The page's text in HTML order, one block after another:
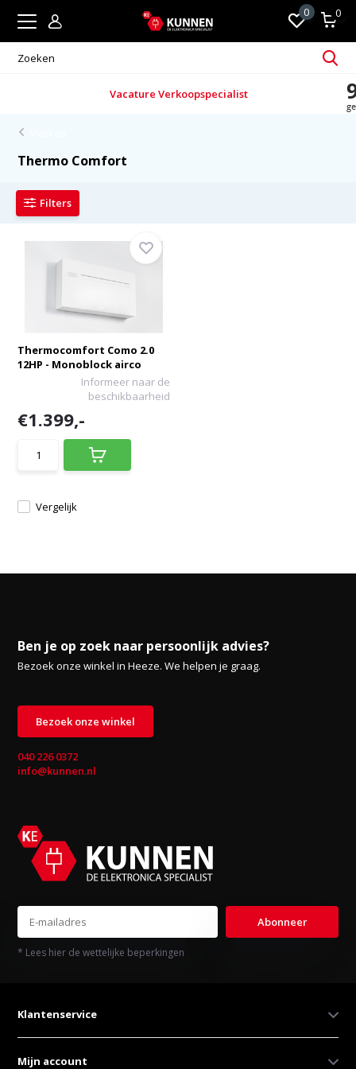
0 0
Vacature Verkoopspecialist
Thermo Comfort
Filters
Thermocomfort Como 2.0
12HP - Monoblock airco
Vergelijk
Informeer naar de
beschikbaarheid
€1.399,-
Ben je op zoek naar persoonlijk advies?
Bezoek onze winkel in Heeze. We helpen je graag.
Bezoek onze winkel
040 226 0372
info@kunnen.nl
Abonneer
* Lees hier de wettelijke beperkingen
Klantenservice
Mijn account